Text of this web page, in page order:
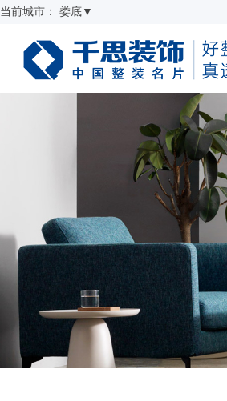
当前城市： 娄底 ▼